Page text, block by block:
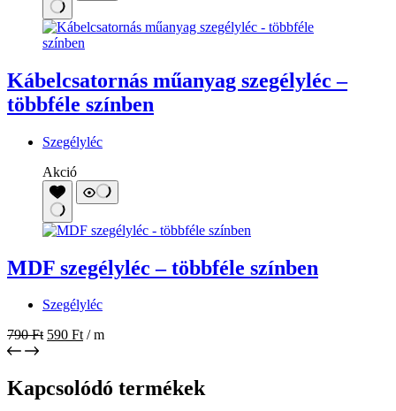
Kábelcsatornás műanyag szegélyléc –
többféle színben
Szegélyléc
Akció
MDF szegélyléc – többféle színben
Szegélyléc
790Ft 590 Ft/ m
Kapcsolódó termékek